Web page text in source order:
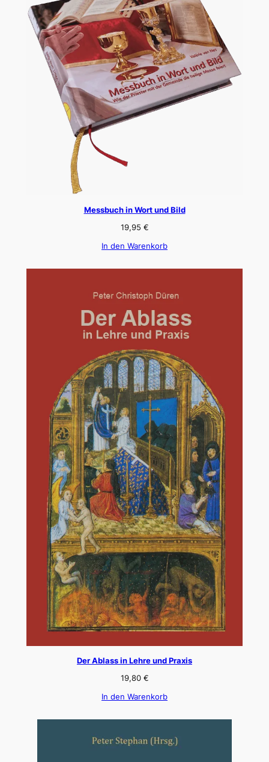
Messbuch in Wort und Bild
19,95 €
In den Warenkorb
Der Ablass in Lehre und Praxis
19,80 €
In den Warenkorb